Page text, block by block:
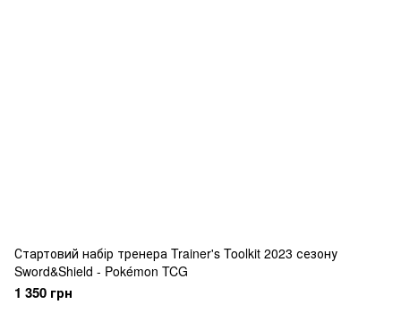
Стартовий набір тренера Trainer's Toolkit 2023 сезону
Sword&Shield - Pokémon TCG
1 350 грн